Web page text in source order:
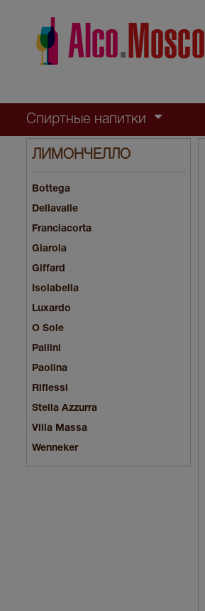
Спиртные напитки
ЛИМОНЧЕЛЛО
Bottega
Dellavalle
Franciacorta
Giarola
Giffard
Isolabella
Luxardo
O Sole
Pallini
Paolina
Riflessi
Stella Azzurra
Villa Massa
Wenneker